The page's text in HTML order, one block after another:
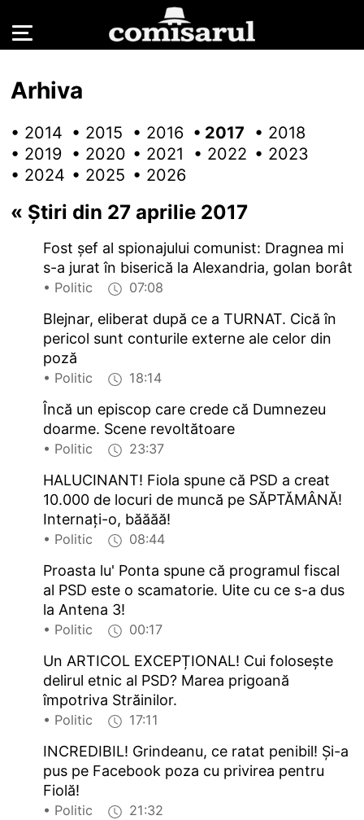
Arhiva
• 2014 • 2015 • 2016 • 2017
• 2018
• 2019 • 2020 • 2021 • 2022 • 2023
• 2024 • 2025 • 2026
« Știri din 27 aprilie 2017
Fost șef al spionajului comunist: Dragnea mi
s-a jurat în biserică la Alexandria, golan borât
• Politic 07:08
Blejnar, eliberat după ce a TURNAT. Cică în
pericol sunt conturile externe ale celor din
poză
• Politic 18:14
Încă un episcop care crede că Dumnezeu
doarme. Scene revoltătoare
• Politic 23:37
HALUCINANT! Fiola spune că PSD a creat
10.000 de locuri de muncă pe SĂPTĂMÂNĂ!
Internați-o, băăăă!
• Politic 08:44
Proasta lu' Ponta spune că programul fiscal
al PSD este o scamatorie. Uite cu ce s-a dus
la Antena 3!
• Politic 00:17
Un ARTICOL EXCEPȚIONAL! Cui folosește
delirul etnic al PSD? Marea prigoană
împotriva Străinilor.
• Politic 17:11
INCREDIBIL! Grindeanu, ce ratat penibil! Și-a
pus pe Facebook poza cu privirea pentru
Fiolă!
• Politic 21:32